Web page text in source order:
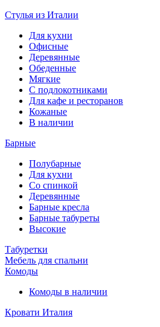
Стулья из Италии
Для кухни
Офисные
Деревянные
Обеденные
Мягкие
С подлокотниками
Для кафе и ресторанов
Кожаные
В наличии
Барные
Полубарные
Для кухни
Со спинкой
Деревянные
Барные кресла
Барные табуреты
Высокие
Табуретки
Мебель для спальни
Комоды
Комоды в наличии
Кровати Италия